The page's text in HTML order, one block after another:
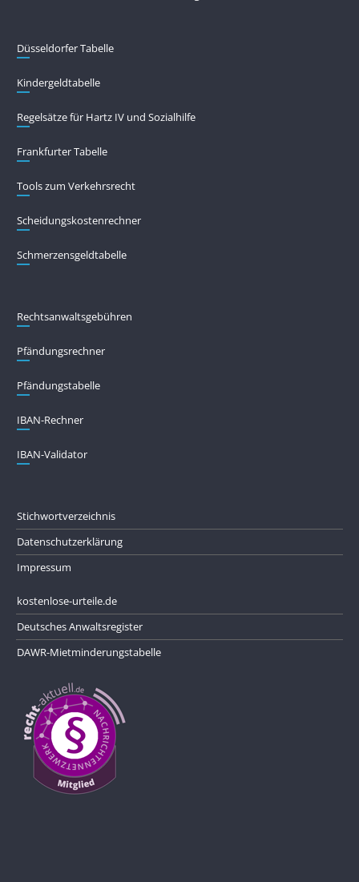
Düsseldorfer Tabelle
Kindergeldtabelle
Regelsätze für Hartz IV und Sozialhilfe
Frankfurter Tabelle
Tools zum Verkehrsrecht
Scheidungskostenrechner
Schmerzensgeldtabelle
Rechtsanwaltsgebühren
Pfändungs­rechner
Pfändungs­tabelle
IBAN-Rechner
IBAN-Validator
Stichwortverzeichnis
Datenschutzerklärung
Impressum
kostenlose-urteile.de
Deutsches Anwaltsregister
DAWR-Mietminderungstabelle